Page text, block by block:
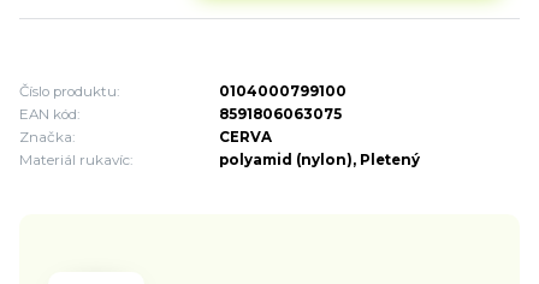
Číslo produktu:
0104000799100
EAN kód:
8591806063075
Značka:
CERVA
Materiál rukavíc:
polyamid (nylon), Pletený